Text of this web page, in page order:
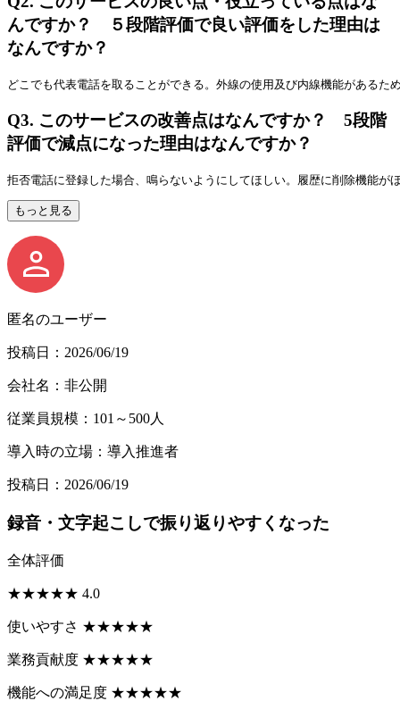
んですか？ ５段階評価で良い評価をした理由は
なんですか？
どこでも代表電話を取ることができる。外線の使用及び内線機能がある
Q3. このサービスの改善点はなんですか？ 5段階
評価で減点になった理由はなんですか？
拒否電話に登録した場合、鳴らないようにしてほしい。履歴に削除機能
もっと見る
匿名のユーザー
投稿日：2026/06/19
会社名：非公開
従業員規模：101～500人
導入時の立場：導入推進者
投稿日：2026/06/19
録音・文字起こしで振り返りやすくなった
全体評価
★★★★★ 4.0
使いやすさ ★★★★★
業務貢献度 ★★★★★
機能への満足度 ★★★★★